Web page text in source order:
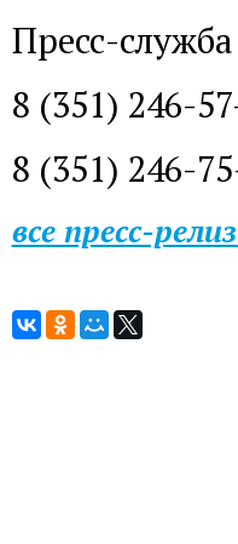
Пресс-
8 (351) 246-
8 (351) 246-
все пресс-